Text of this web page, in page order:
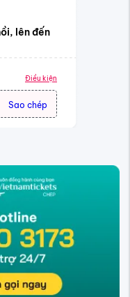
lên đến
Điều kiện
Sao chép